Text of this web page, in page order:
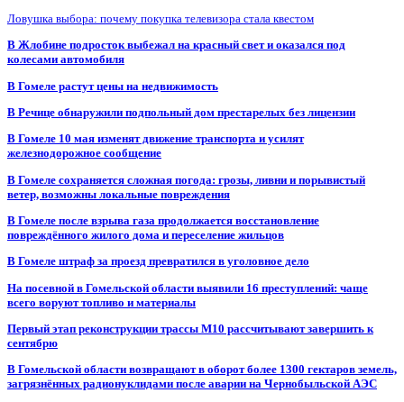
Ловушка выбора: почему покупка телевизора стала квестом
В Жлобине подросток выбежал на красный свет и оказался под
колесами автомобиля
В Гомеле растут цены на недвижимость
В Речице обнаружили подпольный дом престарелых без лицензии
В Гомеле 10 мая изменят движение транспорта и усилят
железнодорожное сообщение
В Гомеле сохраняется сложная погода: грозы, ливни и порывистый
ветер, возможны локальные повреждения
В Гомеле после взрыва газа продолжается восстановление
повреждённого жилого дома и переселение жильцов
В Гомеле штраф за проезд превратился в уголовное дело
На посевной в Гомельской области выявили 16 преступлений: чаще
всего воруют топливо и материалы
Первый этап реконструкции трассы М10 рассчитывают завершить к
сентябрю
В Гомельской области возвращают в оборот более 1300 гектаров земель,
загрязнённых радионуклидами после аварии на Чернобыльской АЭС